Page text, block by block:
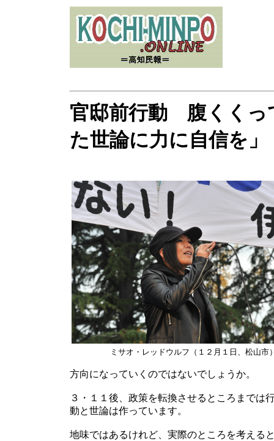
官邸前行動 腹くく
た世論に力に自信を
ミサオ・レッドウルフ（１２月１日、松山市
方向になっていくのではないでしょうか。
３・１１後、政策を転換させるところまでは
動と世論は作っています。
地味ではあるけれど、実際のところを考える